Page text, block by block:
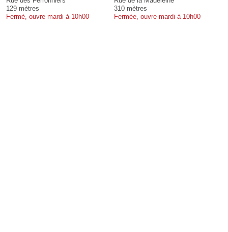
129 mètres
Fermé, ouvre mardi à 10h00
310 mètres
Fermée, ouvre mardi à 10h00